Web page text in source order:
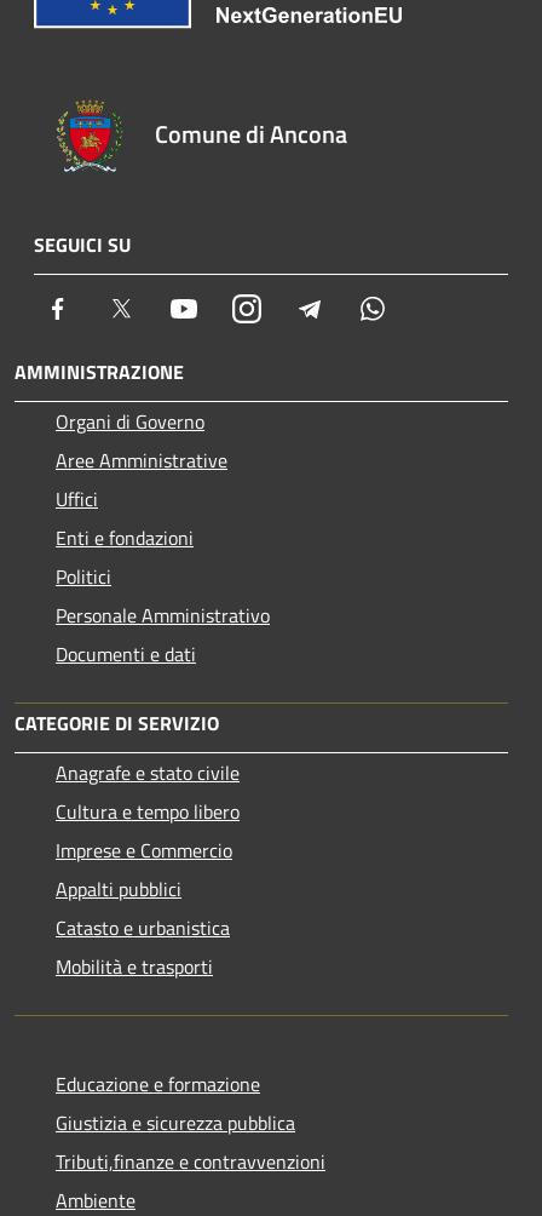
Comune di Ancona
SEGUICI SU
Facebook Twitter YoutubeInstagram Telegram
AMMINISTRAZIONE
Organi di Governo
Aree Amministrative
Uffici
Enti e fondazioni
Politici
Personale Amministrativo
Documenti e dati
CATEGORIE DI SERVIZIO
Anagrafe e stato civile
Cultura e tempo libero
Imprese e Commercio
Appalti pubblici
Catasto e urbanistica
Mobilità e trasporti
Educazione e formazione
Giustizia e sicurezza pubblica
Tributi,finanze e contravvenzioni
Ambiente